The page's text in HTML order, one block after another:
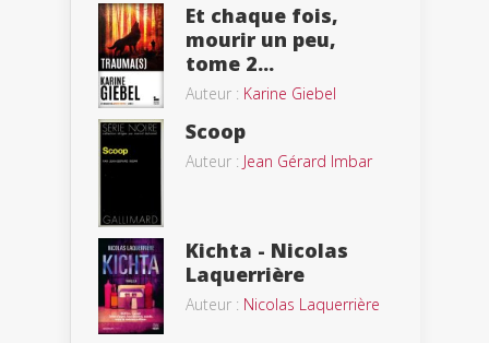
Et chaque fois,
mourir un peu,
tome 2...
Auteur : Karine Giebel
Scoop
Auteur : Jean Gérard Imbar
Kichta - Nicolas
Laquerrière
Auteur : Nicolas Laquerrière